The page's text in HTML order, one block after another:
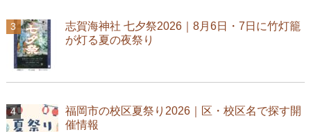
志賀海神社 七夕祭2026｜8月6日・7日に竹灯籠
が灯る夏の夜祭り
福岡市の校区夏祭り2026｜区・校区名で探す開
催情報